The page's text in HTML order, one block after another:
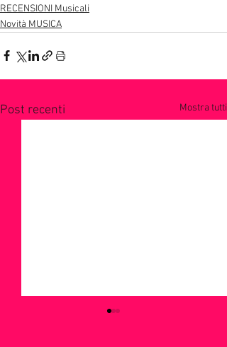
RECENSIONI Musicali
Novità MUSICA
Post recenti Mostra tutti